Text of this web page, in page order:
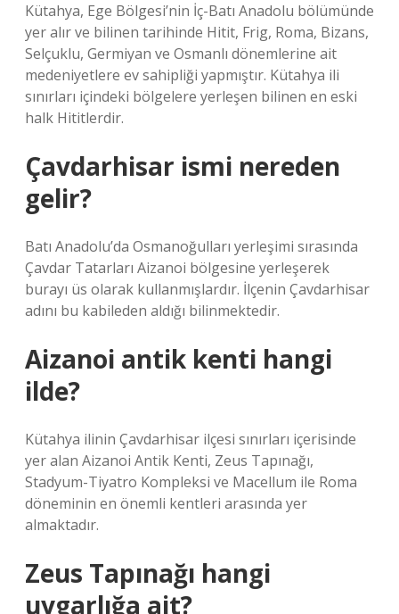
Kütahya, Ege Bölgesi’nin İç-Batı Anadolu bölümünde
yer alır ve bilinen tarihinde Hitit, Frig, Roma, Bizans,
Selçuklu, Germiyan ve Osmanlı dönemlerine ait
medeniyetlere ev sahipliği yapmıştır. Kütahya ili
sınırları içindeki bölgelere yerleşen bilinen en eski
halk Hititlerdir.
Çavdarhisar ismi nereden
gelir?
Batı Anadolu’da Osmanoğulları yerleşimi sırasında
Çavdar Tatarları Aizanoi bölgesine yerleşerek
burayı üs olarak kullanmışlardır. İlçenin Çavdarhisar
adını bu kabileden aldığı bilinmektedir.
Aizanoi antik kenti hangi
ilde?
Kütahya ilinin Çavdarhisar ilçesi sınırları içerisinde
yer alan Aizanoi Antik Kenti, Zeus Tapınağı,
Stadyum-Tiyatro Kompleksi ve Macellum ile Roma
döneminin en önemli kentleri arasında yer
almaktadır.
Zeus Tapınağı hangi
uygarlığa ait?